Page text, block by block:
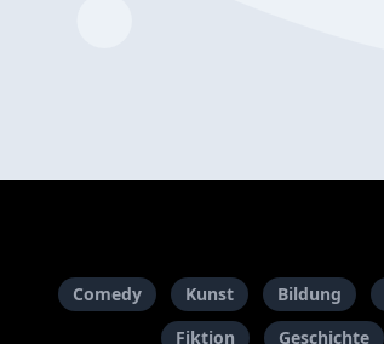
Comedy Kunst Bildung
Fiktion
Geschichte